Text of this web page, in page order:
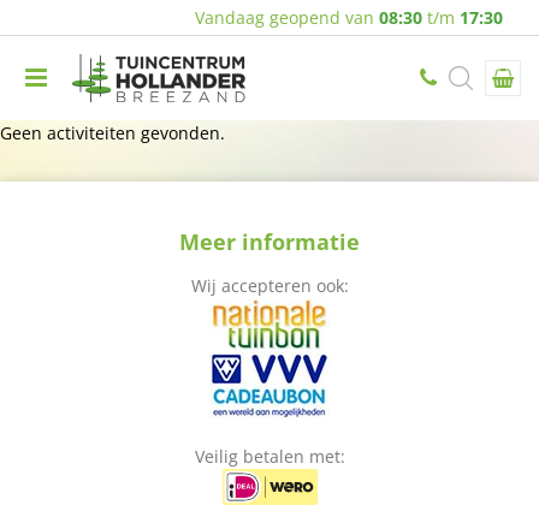
Vandaag geopend van 08:30 t/m 17:30
Geen activiteiten gevonden.
Meer informatie
Wij accepteren ook:
Veilig betalen met: